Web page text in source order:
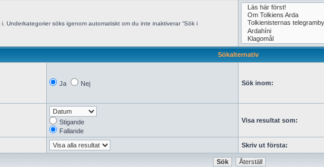
Underkategorier söks igenom automatiskt om du inte inaktiverar “Sök i
Sökalternativ
Ja Nej Sök inom:
Stigande
Fallande
Visa resultat som:
Skriv ut första: